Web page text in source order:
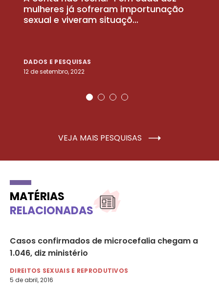
mulheres já sofreram importunação
sexual e viveram situaçõ...
DADOS E PESQUISAS
12 de setembro, 2022
VEJA MAIS PESQUISAS
MATÉRIAS
RELACIONADAS
Casos confirmados de microcefalia chegam a
1.046, diz ministério
DIREITOS SEXUAIS E REPRODUTIVOS
5 de abril, 2016